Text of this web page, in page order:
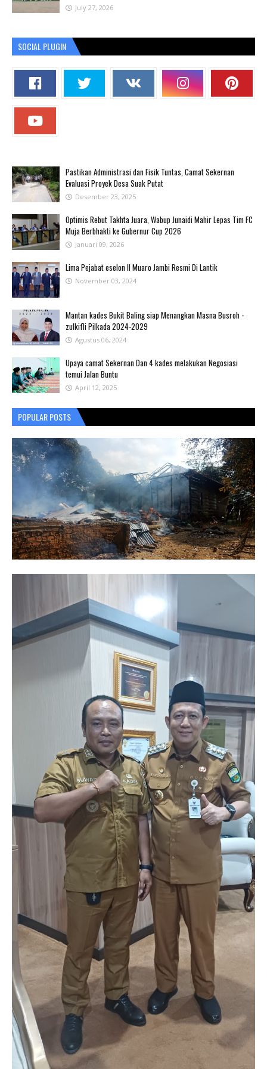
July 27, 2026
SOCIAL PLUGIN
Pastikan Administrasi dan Fisik Tuntas, Camat Sekernan
Evaluasi Proyek Desa Suak Putat
Desember 23, 2025
Optimis Rebut Takhta Juara, Wabup Junaidi Mahir Lepas Tim FC
Muja Berbhakti ke Gubernur Cup 2026
Januari 09, 2026
Lima Pejabat eselon II Muaro Jambi Resmi Di Lantik
November 03, 2024
Mantan kades Bukit Baling siap Menangkan Masna Busroh -
zulkifli Pilkada 2024-2029
Agustus 06, 2024
Upaya camat Sekernan Dan 4 kades melakukan Negosiasi
temui Jalan Buntu
April 12, 2025
POPULAR POSTS